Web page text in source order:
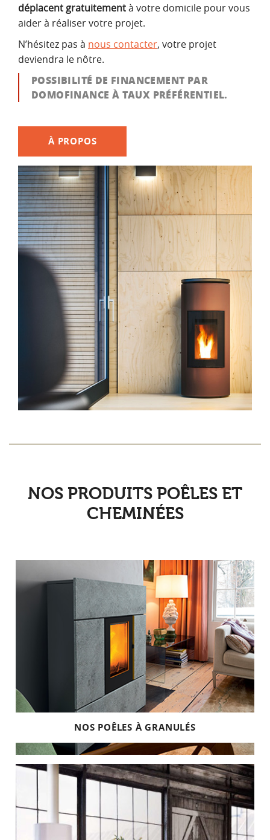
déplacent gratuitementà votre domicile pour vous
aider à réaliser votre projet.
N’hésitez pas à nous contacter, votre projet
deviendra le nôtre.
POSSIBILITÉ DE FINANCEMENT PAR
DOMOFINANCE À TAUX PRÉFÉRENTIEL.
À PROPOS
NOS PRODUITS POÊLES ET
CHEMINÉES
NOS POÊLES À GRANULÉS